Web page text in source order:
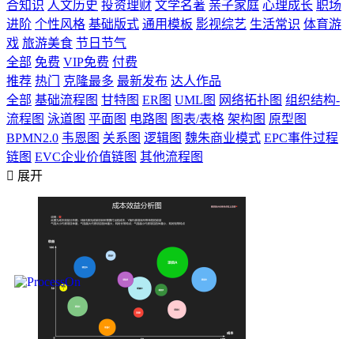
合知识 人文历史 投资理财 文学名著 亲子家庭 心理成长 职场
进阶 个性风格 基础版式 通用模板 影视综艺 生活常识 体育游
戏 旅游美食 节日节气
全部 免费 VIP免费 付费
推荐 热门 克隆最多 最新发布 达人作品
全部 基础流程图 甘特图 ER图 UML图 网络拓扑图 组织结构-
流程图 泳道图 平面图 电路图 图表/表格 架构图 原型图
BPMN2.0 韦恩图 关系图 逻辑图 魏朱商业模式 EPC事件过程
链图 EVC企业价值链图 其他流程图
 展开